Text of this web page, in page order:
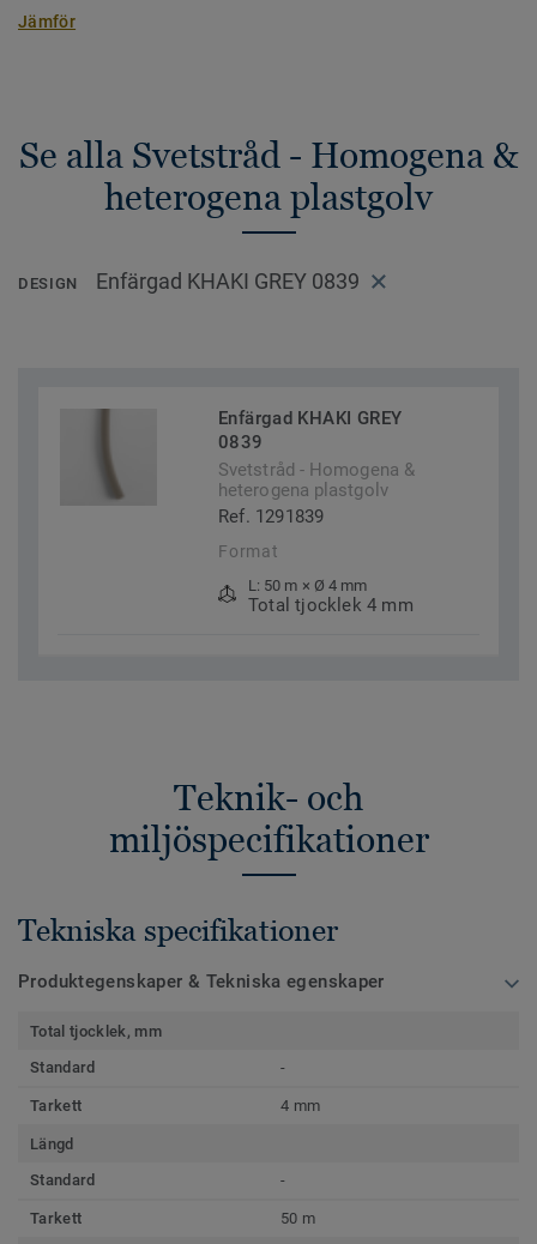
Jämför
Se alla Svetstråd - Homogena &
heterogena plastgolv
DESIGN Enfärgad KHAKI GREY 0839
Enfärgad KHAKI GREY
0839
Svetstråd - Homogena &
heterogena plastgolv
Ref. 1291839
Format
L: 50 m × Ø 4 mm
Total tjocklek 4 mm
Teknik- och
miljöspecifikationer
Tekniska specifikationer
Produktegenskaper & Tekniska egenskaper
Total tjocklek, mm
Standard
-
Tarkett 4 mm
Längd
Standard
-
Tarkett 50 m